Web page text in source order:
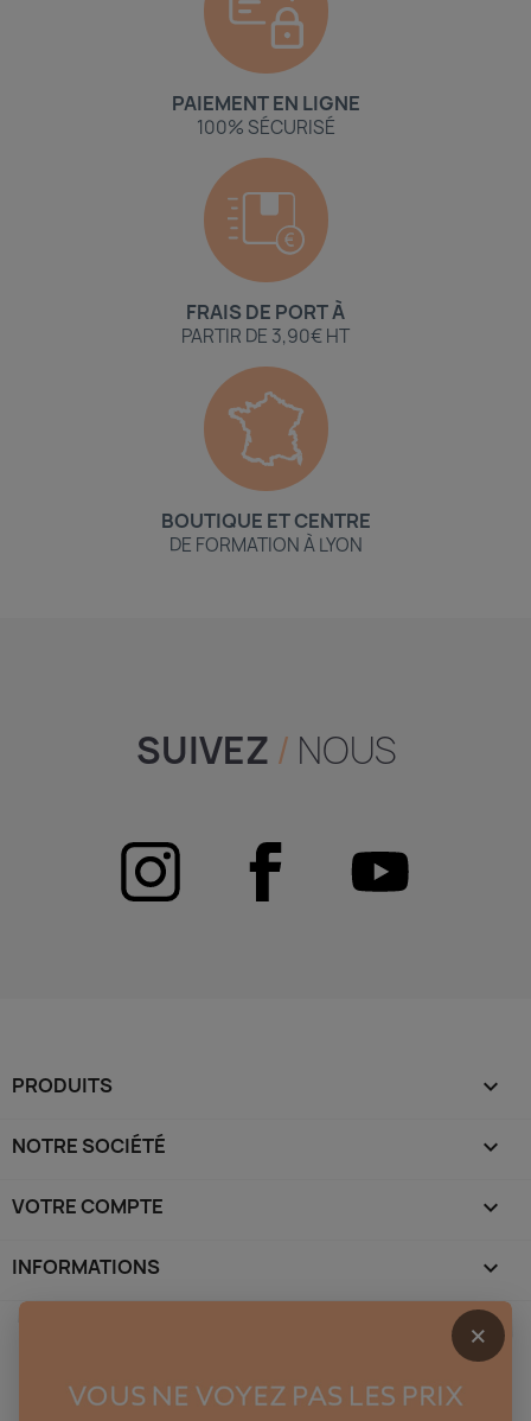
PAIEMENT EN LIGNE
100% SÉCURISÉ
FRAIS DE PORT À
PARTIR DE 3,90€ HT
BOUTIQUE ET CENTRE
DE FORMATION À LYON
SUIVEZ / NOUS
PRODUITS 
NOTRE SOCIÉTÉ 
VOTRE COMPTE 
INFORMATIONS keyboard_arrow_down
×